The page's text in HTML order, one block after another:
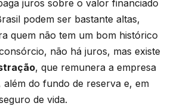
juros sobre o valor financiado
podem ser bastante altas,
quem não tem um bom histórico
não há juros, mas existe
, que remunera a empresa
do fundo de reserva e, em
de vida.